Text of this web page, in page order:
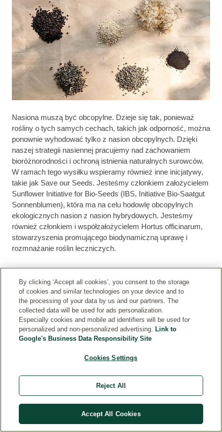
Nasiona muszą być obcopylne. Dzieje się tak, ponieważ
rośliny o tych samych cechach, takich jak odporność, można
ponownie wyhodować tylko z nasion obcopylnych. Dzięki
naszej strategii nasiennej pracujemy nad zachowaniem
bioróżnorodności i ochroną istnienia naturalnych surowców.
W ramach tego wysiłku wspieramy również inne inicjatywy,
takie jak Save our Seeds. Jesteśmy członkiem założycielem
Sunflower Initiative for Bio-Seeds (IBS, Initiative Bio-Saatgut
Sonnenblumen), która ma na celu hodowlę obcopylnych
ekologicznych nasion z nasion hybrydowych. Jesteśmy
również członkiem i współzałożycielem Hortus officinarum,
stowarzyszenia promującego biodynamiczną uprawę i
rozmnażanie roślin leczniczych.
NASZE ROŚLINY UPRAWIAMY Z TROSKĄ, DLA
TWOJEGO DOBREGO SAMOPOCZUCIA
Kompost, fermentowana herbata z pokrzywy i inne preparaty
zapewniają żyzność gleby. Naszym celem w dbaniu o glebę
ale raczej napowietrzenie gleby i wzbogacenie jej w naturalne
składniki odżywcze. Oto trzy sposoby, w jakie w naturalny
odporność na szkodniki:
By clicking ‘Accept all cookies’, you consent to the storage
of cookies and similar technologies on your device and to
the processing of your data by us and our partners. The
collected data will be used for ads personalization.
Especially cookies and mobile ad identifiers will be used for
personalized and non-personalized advertising. Link to
Google's Business Data Responsibility Site
Cookies Settings
Reject All
Accept All Cookies